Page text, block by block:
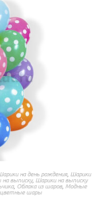
на день рождения, Шарики
выписку, Шарики на выписку
, Облака из шаров, Модные
шары